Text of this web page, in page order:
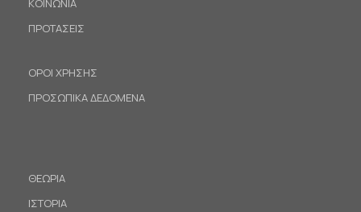
ΚΟΙΝΩΝΙΑ
ΠΡΟΤΑΣΕΙΣ
ΟΡΟΙ ΧΡΗΣΗΣ
ΠΡΟΣΩΠΙΚΑ ΔΕΔΟΜΕΝΑ
ΘΕΩΡΙΑ
ΙΣΤΟΡΙΑ